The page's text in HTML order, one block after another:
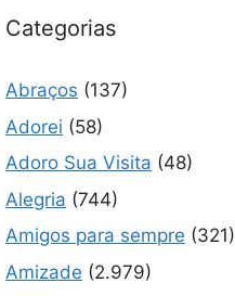
Categorias
Abraços (137)
Adorei (58)
Adoro Sua Visita (48)
Alegria (744)
Amigos para sempre (321)
Amizade (2.979)